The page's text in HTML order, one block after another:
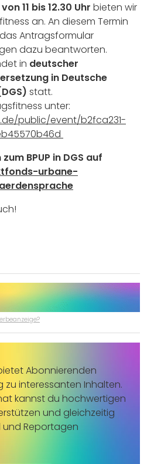
11 bis 12.30 Uhr bieten wir
an. An diesem Termin
Antragsformular
dazu beantworten.
in deutscher
in Deutsche
statt.
unter:
public/event/b2fca231-
BPUP in DGS auf
urbane-
Abonnierenden
zu interessanten Inhalten.
kannst du hochwertigen
und gleichzeitig
und Reportagen